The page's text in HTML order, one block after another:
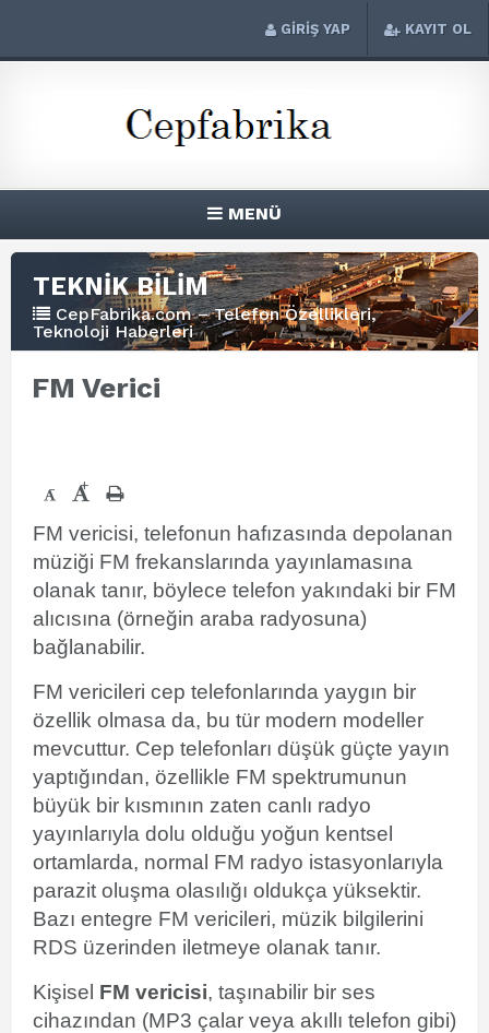
GİRİŞ YAP KAYIT OL
MENÜ
TEKNİK BİLİM
CepFabrika.com – Telefon Özellikleri,
Teknoloji Haberleri
FM Verici
- +
FM vericisi, telefonun hafızasında depolanan
müziği FM frekanslarında yayınlamasına
olanak tanır, böylece telefon yakındaki bir FM
alıcısına (örneğin araba radyosuna)
bağlanabilir.
FM vericileri cep telefonlarında yaygın bir
özellik olmasa da, bu tür modern modeller
mevcuttur. Cep telefonları düşük güçte yayın
yaptığından, özellikle FM spektrumunun
büyük bir kısmının zaten canlı radyo
yayınlarıyla dolu olduğu yoğun kentsel
ortamlarda, normal FM radyo istasyonlarıyla
parazit oluşma olasılığı oldukça yüksektir.
Bazı entegre FM vericileri, müzik bilgilerini
RDS üzerinden iletmeye olanak tanır.
Kişisel FM vericisi, taşınabilir bir ses
cihazından (MP3 çalar veya akıllı telefon gibi)